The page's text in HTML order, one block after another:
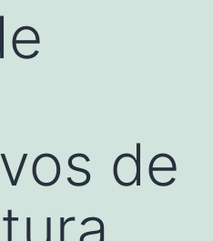
de